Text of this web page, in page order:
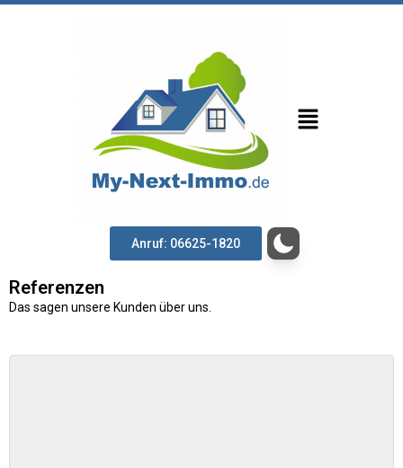
Anruf: 06625-1820
Referenzen
Das sagen unsere Kunden über uns.